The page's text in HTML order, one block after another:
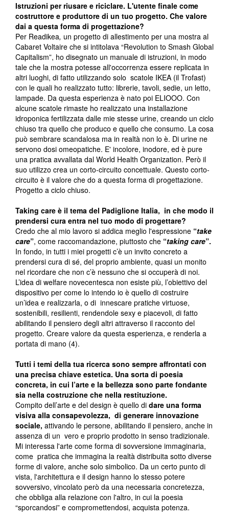
Istruzioni per riusare e riciclare. L'utente finale come
costruttore e produttore di un tuo progetto. Che valore
dai a questa forma di progettazione?
Per Readikea, un progetto di allestimento per una mostra al
Cabaret Voltaire che si intitolava “Revolution to Smash Global
Capitalism”, ho disegnato un manuale di istruzioni, in modo
tale che la mostra potesse all'occorrenza essere replicata in
altri luoghi, di fatto utilizzando solo scatole IKEA (il Trofast)
con le quali ho realizzato tutto: librerie, tavoli, sedie, un letto,
lampade. Da questa esperienza è nato poi ELIOOO. Con
alcune scatole rimaste ho realizzato una installazione
idroponica fertilizzata dalle mie stesse urine, creando un ciclo
chiuso tra quello che produco e quello che consumo. La cosa
può sembrare scandalosa ma in realtà non lo è. Di urine ne
servono dosi omeopatiche. E' incolore, inodore, ed è pure
una pratica avvallata dal World Health Organization. Però il
suo utilizzo crea un corto-circuito concettuale. Questo corto-
circuito è il valore che do a questa forma di progettazione.
Progetto a ciclo chiuso.
Taking care è il tema del Padiglione Italia, in che modo il
prendersi cura entra nel tuo modo di progettare?
Credo che al mio lavoro si addica meglio l'espressione “take
care”, come raccomandazione, piuttosto che “taking care”.
In fondo, in tutti i miei progetti c’è un invito concreto a
prendersi cura di sé, del proprio ambiente, quasi un monito
nel ricordare che non c’è nessuno che si occuperà di noi.
L’idea di welfare novecentesca non esiste più, l’obiettivo del
dispositivo per come lo intendo io è quello di costruire
un’idea e realizzarla, o di innescare pratiche virtuose,
sostenibili, resilienti, rendendole sexy e piacevoli, di fatto
abilitando il pensiero degli altri attraverso il racconto del
progetto. Creare valore da questa esperienza, e renderla a
portata di mano (4).
Tutti i temi della tua ricerca sono sempre affrontati con
una precisa chiave estetica. Una sorta di poesia
concreta, in cui l’arte e la bellezza sono parte fondante
sia nella costruzione che nella restituzione.
Compito dell’arte e del design è quello di dare una forma
visiva alla consapevolezza, di generare innovazione
sociale, attivando le persone, abilitando il pensiero, anche in
assenza di un vero e proprio prodotto in senso tradizionale.
Mi interessa l'arte come forma di sovversione immaginaria,
come pratica che immagina la realtà distribuita sotto diverse
forme di valore, anche solo simbolico. Da un certo punto di
vista, l'architettura e il design hanno lo stesso potere
sovversivo, vincolato però da una necessaria concretezza,
che obbliga alla relazione con l'altro, in cui la poesia
“sporcandosi” e compromettendosi, acquista potenza.